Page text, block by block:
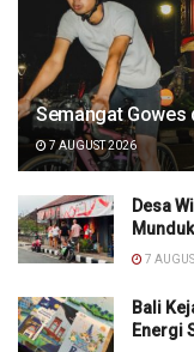
Semangat Gowes
7 AUGUST 2026
Desa
7
Bali
Energi